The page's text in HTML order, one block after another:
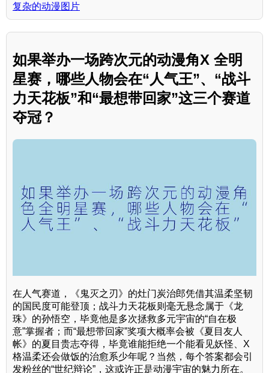
复杂的动漫图片
如果举办一场跨次元的动漫角X 全明
星赛，哪些人物会在“人气王”、“战斗
力天花板”和“最想带回家”这三个赛道
夺冠？
在人气赛道，《鬼灭之刃》的灶门炭治郎凭借其温柔坚韧
的国民度可能登顶；战斗力天花板则毫无悬念属于《龙
珠》的孙悟空，毕竟他是多次拯救多元宇宙的“自在极
意”掌握者；而“最想带回家”奖项大概率会被《夏目友人
帐》的夏目贵志夺得，毕竟谁能拒绝一个能看见妖怪、X
格温柔还会做饭的治愈系少年呢？当然，每个答案都会引
发粉丝的“世纪辩论”，这或许正是动漫宇宙的魅力所在。